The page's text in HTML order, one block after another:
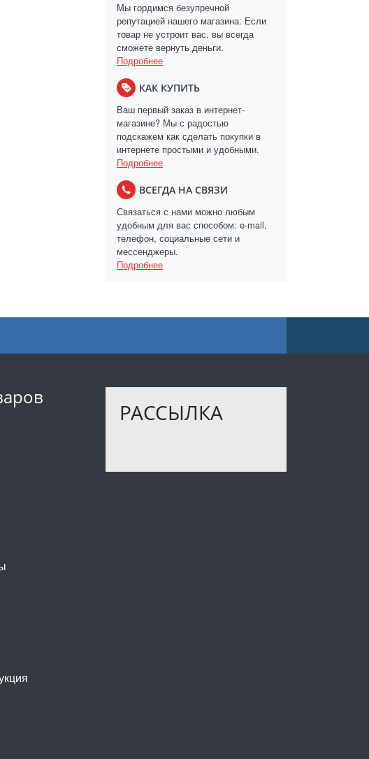
Мы гордимся безупречной
репутацией нашего магазина. Если
товар не устроит вас, вы всегда
сможете вернуть деньги.
Подробнее
КАК КУПИТЬ
Ваш первый заказ в интернет-
магазине? Мы с радостью
подскажем как сделать покупки в
интернете простыми и удобными.
Подробнее
ВСЕГДА НА СВЯЗИ
Связаться с нами можно любым
удобным для вас способом: e-mail,
телефон, социальные сети и
мессенджеры.
Подробнее
РАССЫЛКА